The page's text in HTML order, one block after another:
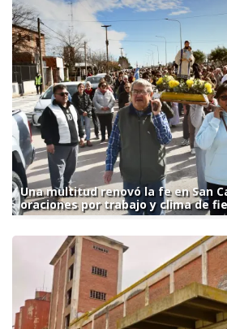
Una multitud renovó la fe en San
oraciones por trabajo y clima de